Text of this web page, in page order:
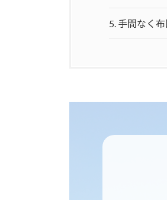
5. 手間なく